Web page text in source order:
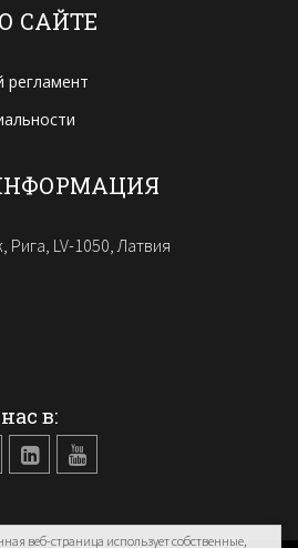
САЙТЕ
регламент
Рига, LV-1050, Латвия
в:
веб-страница использует собственные,